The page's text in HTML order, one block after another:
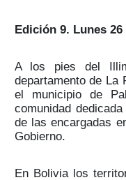
Edición 9. Lunes
A los pies del
departamento de La
el municipio de
comunidad
de las encargadas
Gobierno.
En Bolivia los